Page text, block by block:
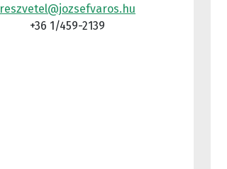
reszvetel@jozsefvaros.hu
+36 1/459-2139